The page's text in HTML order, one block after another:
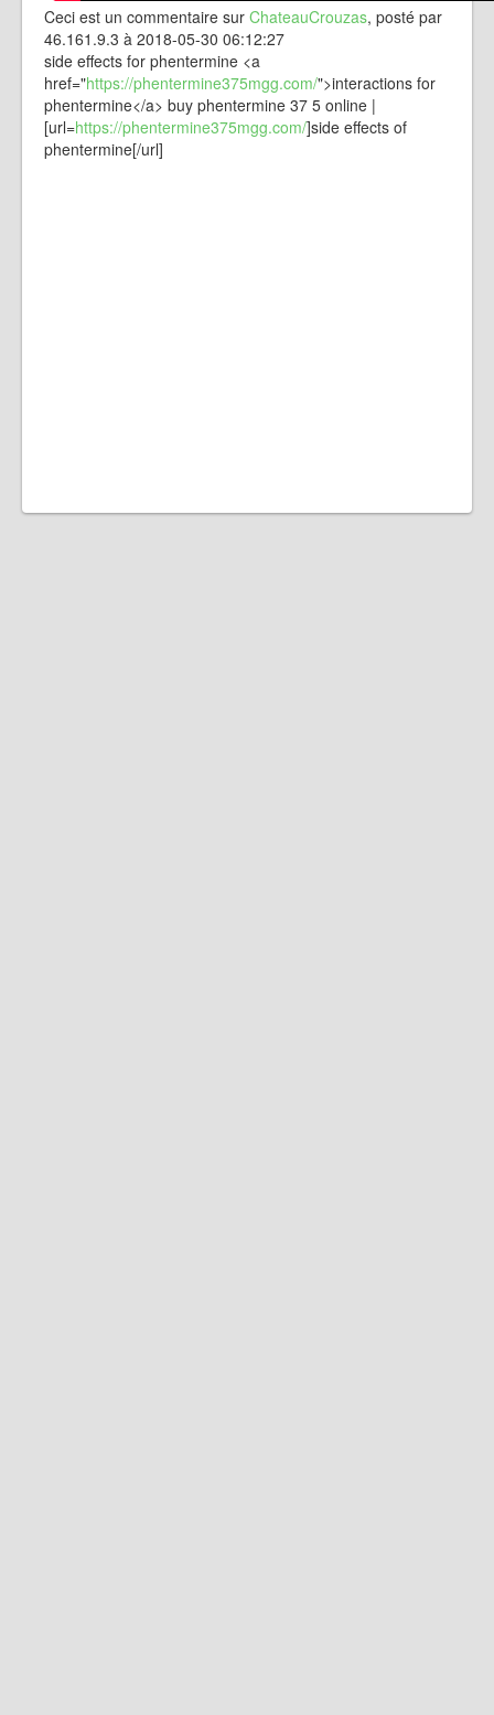
Ceci est un commentaire sur ChateauCrouzas, posté par
46.161.9.3 à 2018-05-30 06:12:27
side effects for phentermine <a
href="https://phentermine375mgg.com/">interactions for
phentermine</a> buy phentermine 37 5 online |
[url=https://phentermine375mgg.com/]side effects of
phentermine[/url]